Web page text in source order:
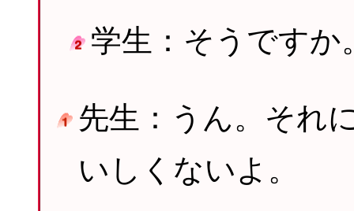
学生：そうですか
先生：うん。それ
いしくないよ。